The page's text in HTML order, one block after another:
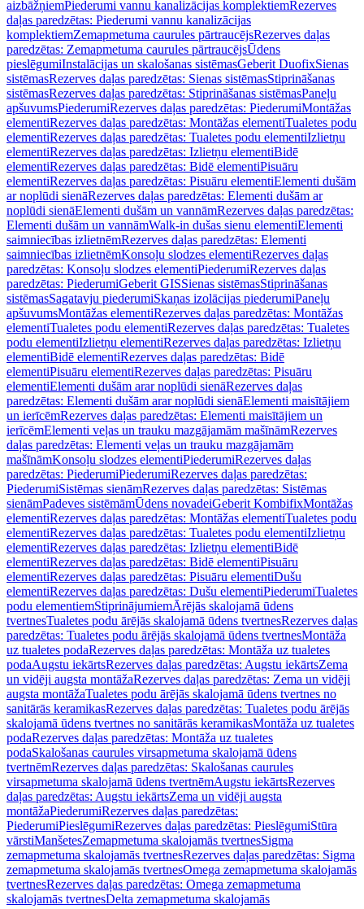
aizbāžņiemPiederumi vannu kanalizācijas komplektiemRezerves
daļas paredzētas: Piederumi vannu kanalizācijas
komplektiemZemapmetuma caurules pārtraucējsRezerves daļas
paredzētas: Zemapmetuma caurules pārtraucējsŪdens
pieslēgumiInstalācijas un skalošanas sistēmasGeberit DuofixSienas
sistēmasRezerves daļas paredzētas: Sienas sistēmasStiprināšanas
sistēmasRezerves daļas paredzētas: Stiprināšanas sistēmasPaneļu
apšuvumsPiederumiRezerves daļas paredzētas: PiederumiMontāžas
elementiRezerves daļas paredzētas: Montāžas elementiTualetes podu
elementiRezerves daļas paredzētas: Tualetes podu elementiIzlietņu
elementiRezerves daļas paredzētas: Izlietņu elementiBidē
elementiRezerves daļas paredzētas: Bidē elementiPisuāru
elementiRezerves daļas paredzētas: Pisuāru elementiElementi dušām
ar noplūdi sienāRezerves daļas paredzētas: Elementi dušām ar
noplūdi sienāElementi dušām un vannāmRezerves daļas paredzētas:
Elementi dušām un vannāmWalk-in dušas sienu elementiElementi
saimniecības izlietnēmRezerves daļas paredzētas: Elementi
saimniecības izlietnēmKonsoļu slodzes elementiRezerves daļas
paredzētas: Konsoļu slodzes elementiPiederumiRezerves daļas
paredzētas: PiederumiGeberit GISSienas sistēmasStiprināšanas
sistēmasSagatavju piederumiSkaņas izolācijas piederumiPaneļu
apšuvumsMontāžas elementiRezerves daļas paredzētas: Montāžas
elementiTualetes podu elementiRezerves daļas paredzētas: Tualetes
podu elementiIzlietņu elementiRezerves daļas paredzētas: Izlietņu
elementiBidē elementiRezerves daļas paredzētas: Bidē
elementiPisuāru elementiRezerves daļas paredzētas: Pisuāru
elementiElementi dušām arar noplūdi sienāRezerves daļas
paredzētas: Elementi dušām arar noplūdi sienāElementi maisītājiem
un ierīcēmRezerves daļas paredzētas: Elementi maisītājiem un
ierīcēmElementi veļas un trauku mazgājamām mašīnāmRezerves
daļas paredzētas: Elementi veļas un trauku mazgājamām
mašīnāmKonsoļu slodzes elementiPiederumiRezerves daļas
paredzētas: PiederumiPiederumiRezerves daļas paredzētas:
PiederumiSistēmas sienāmRezerves daļas paredzētas: Sistēmas
sienāmPadeves sistēmāmŪdens novadeiGeberit KombifixMontāžas
elementiRezerves daļas paredzētas: Montāžas elementiTualetes podu
elementiRezerves daļas paredzētas: Tualetes podu elementiIzlietņu
elementiRezerves daļas paredzētas: Izlietņu elementiBidē
elementiRezerves daļas paredzētas: Bidē elementiPisuāru
elementiRezerves daļas paredzētas: Pisuāru elementiDušu
elementiRezerves daļas paredzētas: Dušu elementiPiederumiTualetes
podu elementiemStiprinājumiemĀrējās skalojamā ūdens
tvertnesTualetes podu ārējās skalojamā ūdens tvertnesRezerves daļas
paredzētas: Tualetes podu ārējās skalojamā ūdens tvertnesMontāža
uz tualetes podaRezerves daļas paredzētas: Montāža uz tualetes
podaAugstu iekārtsRezerves daļas paredzētas: Augstu iekārtsZema
un vidēji augsta montāžaRezerves daļas paredzētas: Zema un vidēji
augsta montāžaTualetes podu ārējās skalojamā ūdens tvertnes no
sanitārās keramikasRezerves daļas paredzētas: Tualetes podu ārējās
skalojamā ūdens tvertnes no sanitārās keramikasMontāža uz tualetes
podaRezerves daļas paredzētas: Montāža uz tualetes
podaSkalošanas caurules virsapmetuma skalojamā ūdens
tvertnēmRezerves daļas paredzētas: Skalošanas caurules
virsapmetuma skalojamā ūdens tvertnēmAugstu iekārtsRezerves
daļas paredzētas: Augstu iekārtsZema un vidēji augsta
montāžaPiederumiRezerves daļas paredzētas:
PiederumiPieslēgumiRezerves daļas paredzētas: PieslēgumiStūra
vārstiManšetesZemapmetuma skalojamās tvertnesSigma
zemapmetuma skalojamās tvertnesRezerves daļas paredzētas: Sigma
zemapmetuma skalojamās tvertnesOmega zemapmetuma skalojamās
tvertnesRezerves daļas paredzētas: Omega zemapmetuma
skalojamās tvertnesDelta zemapmetuma skalojamās